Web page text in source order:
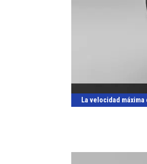
La velocidad